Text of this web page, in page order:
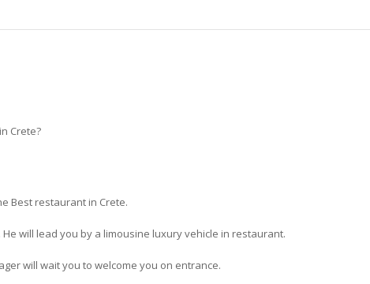
Crete?
Best restaurant in Crete.
will lead you by a limousine luxury vehicle in restaurant.
will wait you to welcome you on entrance.